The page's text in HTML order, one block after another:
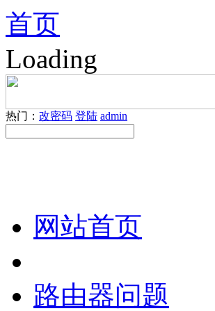
首页
Loading
热门： 改密码 登陆 admin
网站首页
路由器问题